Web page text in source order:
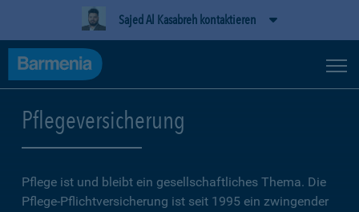
Sajed Al Kasabreh kontaktieren
Pflegeversicherung
Pflege ist und bleibt ein gesellschaftliches Thema. Die
Pflege-Pflichtversicherung ist seit 1995 ein zwingender